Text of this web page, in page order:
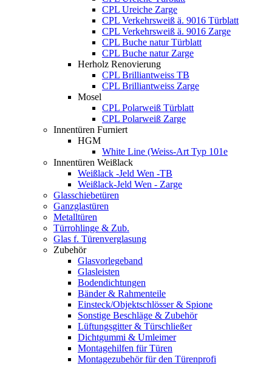
CPL Ureiche Zarge
CPL Verkehrsweiß ä. 9016 Türblatt
CPL Verkehrsweiß ä. 9016 Zarge
CPL Buche natur Türblatt
CPL Buche natur Zarge
Herholz Renovierung
CPL Brilliantweiss TB
CPL Brilliantweiss Zarge
Mosel
CPL Polarweiß Türblatt
CPL Polarweiß Zarge
Innentüren Furniert
HGM
White Line (Weiss-Art Typ 101e
Innentüren Weißlack
Weißlack -Jeld Wen -TB
Weißlack-Jeld Wen - Zarge
Glasschiebetüren
Ganzglastüren
Metalltüren
Türrohlinge & Zub.
Glas f. Türenverglasung
Zubehör
Glasvorlegeband
Glasleisten
Bodendichtungen
Bänder & Rahmenteile
Einsteck/Objektschlösser & Spione
Sonstige Beschläge & Zubehör
Lüftungsgitter & Türschließer
Dichtgummi & Umleimer
Montagehilfen für Türen
Montagezubehör für den Türenprofi